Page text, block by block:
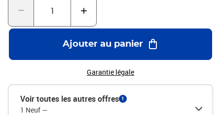
dure.Couleur de la résine tressée : marronCouleur du coussin :
coussin : 100 % polyesterDimensions totales : 198 x 66 x (30- 98)
cm (L x l x H)Taille du dossier : 80 x 57 cm (L x I)Hauteur de
l'accoudoir : 50 cmDimensions du coussin : 38 x 18 x 6 cm (L x l x
H)
Ajouter au panier
Garantie légale
Voir toutes les autres offres 1
1 Neuf —